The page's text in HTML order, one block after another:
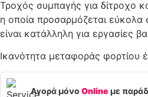
καρότσι
ποσότητα
Τροχός συμπαγής για δίτροχο
η οποία προσαρμόζεται εύκολα
είναι κατάλληλη για εργασίες
Ικανότητα μεταφοράς φορτίου
Αγορά μόνο Online με